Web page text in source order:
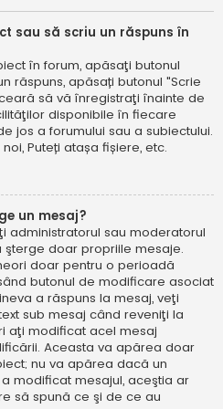
sau să scriu un răspuns în
în forum, apăsaţi butonul
răspuns, apăsați butonul "Scrie
să vă înregistraţi înainte de
disponibile în fiecare
jos a forumului sau a subiectului.
Puteți atașa fișiere, etc.
un mesaj?
administratorul sau moderatorul
şterge doar propriile mesaje.
doar pentru o perioadă
butonul de modificare asociat
a răspuns la mesaj, veţi
sub mesaj când reveniţi la
aţi modificat acel mesaj
Aceasta va apărea doar
nu va apărea dacă un
modificat mesajul, aceştia ar
să spună ce şi de ce au